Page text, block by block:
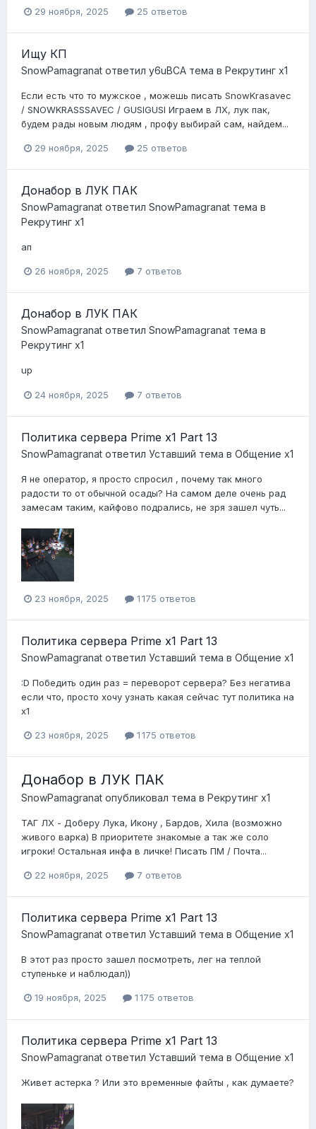
29 ноября, 2025 25 ответов
Ищу КП
SnowPamagranat ответил y6uBCA тема в Рекрутинг х1
Если есть что то мужское , можешь писать SnowKrasavec
/ SNOWKRASSSAVEC / GUSIGUSI Играем в ЛХ, лук пак,
будем рады новым людям , профу выбирай сам, найдем...
29 ноября, 2025 25 ответов
Донабор в ЛУК ПАК
SnowPamagranat ответил SnowPamagranat тема в
Рекрутинг х1
ап
26 ноября, 2025 7 ответов
Донабор в ЛУК ПАК
SnowPamagranat ответил SnowPamagranat тема в
Рекрутинг х1
up
24 ноября, 2025 7 ответов
Политика сервера Prime x1 Part 13
SnowPamagranat ответил Уставший тема в Общение x1
Я не оператор, я просто спросил , почему так много
радости то от обычной осады? На самом деле очень рад
замесам таким, кайфово подрались, не зря зашел чуть...
23 ноября, 2025 1 175 ответов
Политика сервера Prime x1 Part 13
SnowPamagranat ответил Уставший тема в Общение x1
:D Победить один раз = переворот сервера? Без негатива
если что, просто хочу узнать какая сейчас тут политика на
х1
23 ноября, 2025 1 175 ответов
Донабор в ЛУК ПАК
SnowPamagranat опубликовал тема в Рекрутинг х1
ТАГ ЛХ - Доберу Лука, Икону , Бардов, Хила (возможно
живого варка) В приоритете знакомые а так же соло
игроки! Остальная инфа в личке! Писать ПМ / Почта...
22 ноября, 2025 7 ответов
Политика сервера Prime x1 Part 13
SnowPamagranat ответил Уставший тема в Общение x1
В этот раз просто зашел посмотреть, лег на теплой
ступеньке и наблюдал))
19 ноября, 2025 1 175 ответов
Политика сервера Prime x1 Part 13
SnowPamagranat ответил Уставший тема в Общение x1
Живет астерка ? Или это временные файты , как думаете?